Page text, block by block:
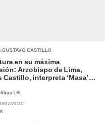
GUSTAVO CASTILLO
en su máxima
Arzobispo de Lima,
Castillo, interpreta ‘Masa’
LR
07/2020